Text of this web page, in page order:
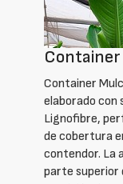
Container
elaborado con
Lignofibre,
de cobertura
contendor. La
parte superior